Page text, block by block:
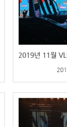
2019년 11월